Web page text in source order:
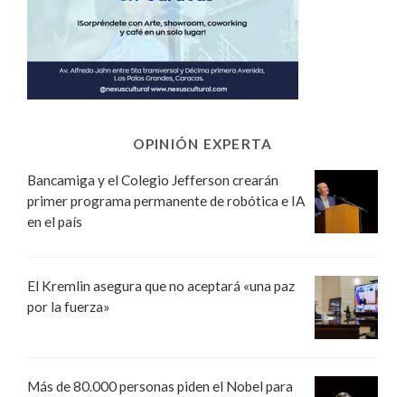
OPINIÓN EXPERTA
Bancamiga y el Colegio Jefferson crearán
primer programa permanente de robótica e IA
en el país
El Kremlin asegura que no aceptará «una paz
por la fuerza»
Más de 80.000 personas piden el Nobel para